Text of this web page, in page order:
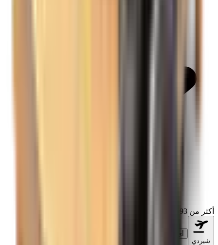
أكثر من 138,593 تقييمًا على
شيردي
أي وقت